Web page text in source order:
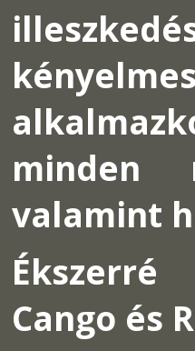
minden
valamint
Cango és